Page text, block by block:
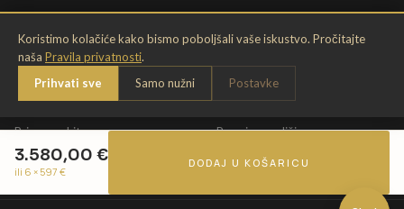
3.580,00 €
ili 6 × 597 €
DODAJ U KOŠARICU
Koristimo kolačiće kako bismo poboljšali vaše iskustvo. Pročitajte
naša Pravila privatnosti.
Prihvati sve
Samo nužni Postavke
INFORMACIJE
O nama
Kontakt
Briga o nakitu
Jamstvo
PRAVNE ODREDBE
Pravila privatnosti
Opći uvjeti
Promjena veličine
Uvjeti poklon bona